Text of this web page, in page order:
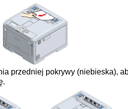
przedniej pokrywy (niebieska),